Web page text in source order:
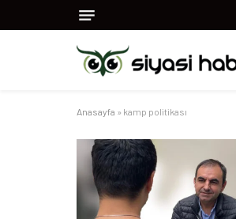
Anasayfa » kamp politikası